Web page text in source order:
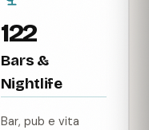
122
Bars &
Nightlife
Bar, pub e vita